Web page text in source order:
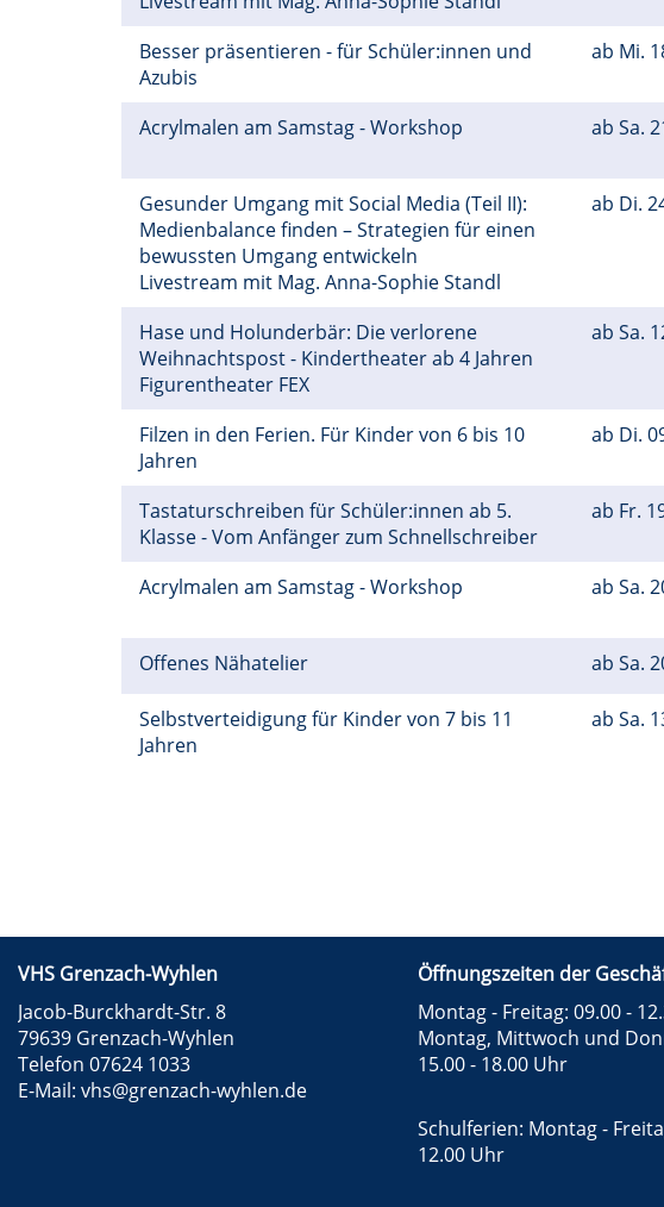
Besser präsentieren - für Schüler:innen und
Azubis
ab Mi.
Acrylmalen am Samstag - Workshop ab Sa.
Gesunder Umgang mit Social Media (Teil II):
Medienbalance finden – Strategien für einen
bewussten Umgang entwickeln
Livestream mit Mag. Anna-Sophie Standl
ab Di.
Hase und Holunderbär: Die verlorene
Weihnachtspost - Kindertheater ab 4 Jahren
Figurentheater FEX
ab Sa.
Filzen in den Ferien. Für Kinder von 6 bis 10
Jahren
ab Di.
Tastaturschreiben für Schüler:innen ab 5.
Klasse - Vom Anfänger zum Schnellschreiber
ab Fr.
Acrylmalen am Samstag - Workshop ab Sa.
Offenes Nähatelier ab Sa.
Selbstverteidigung für Kinder von 7 bis 11
Jahren
ab Sa.
VHS Grenzach-Wyhlen
Jacob-Burckhardt-Str. 8
79639 Grenzach-Wyhlen
Telefon 07624 1033
E-Mail: vhs@grenzach-wyhlen.de
Öffnungszeiten der
Montag - Freitag: 09.00 -
Montag, Mittwoch und
15.00 - 18.00 Uhr
Schulferien: Montag -
12.00 Uhr